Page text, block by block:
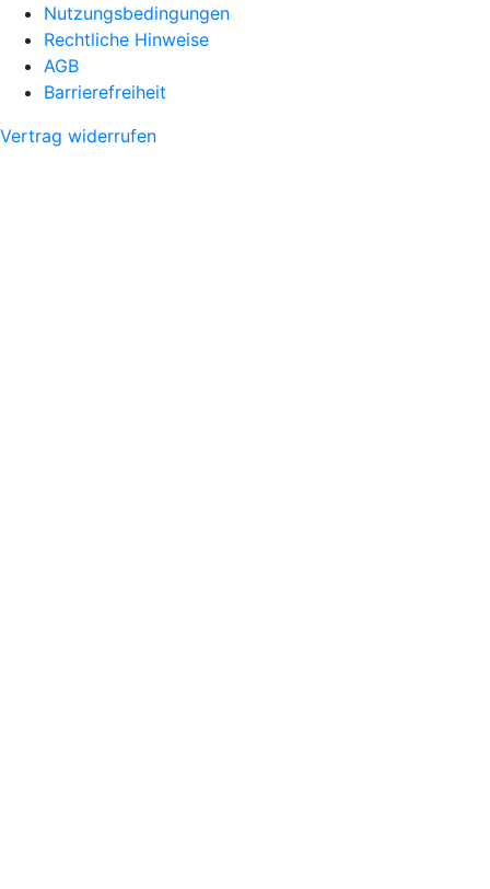
Nutzungsbedingungen
Rechtliche Hinweise
AGB
Barrierefreiheit
Vertrag widerrufen